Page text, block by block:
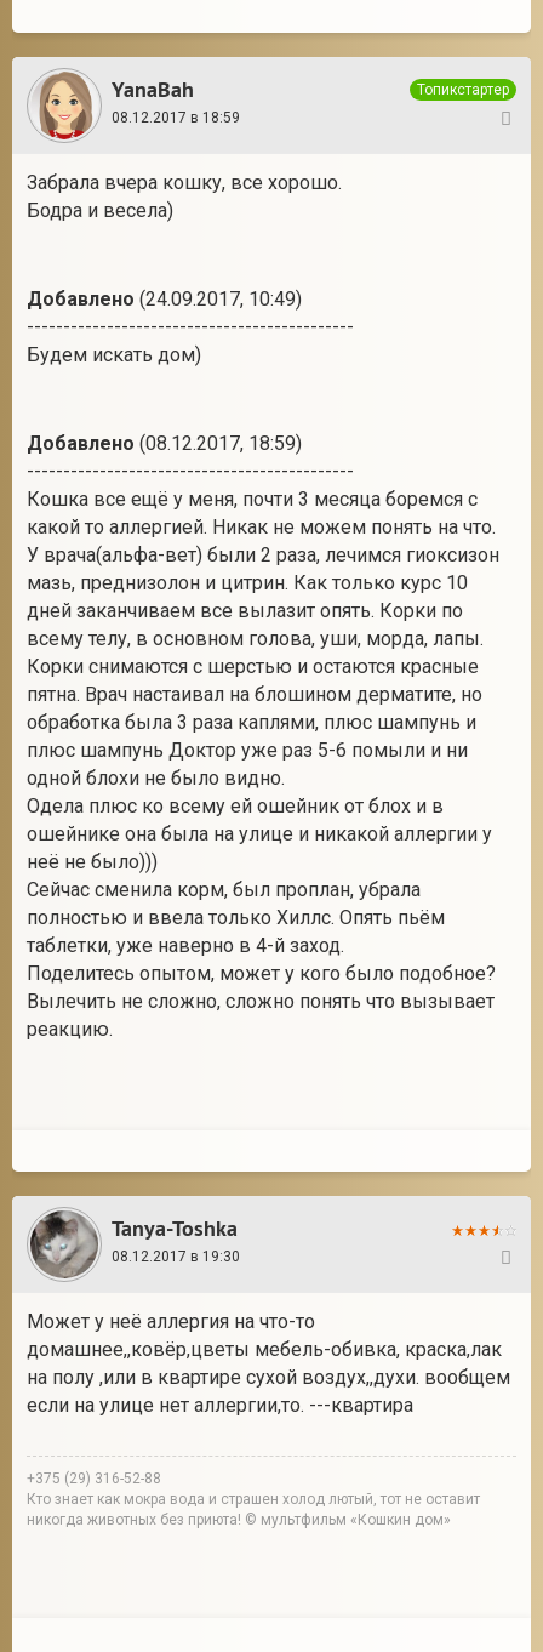
YanaBah
Топикстартер
08.12.2017 в 18:59
Забрала вчера кошку, все хорошо.
Бодра и весела)
Добавлено (24.09.2017, 10:49)
---------------------------------------------
Будем искать дом)
Добавлено (08.12.2017, 18:59)
---------------------------------------------
Кошка все ещё у меня, почти 3 месяца боремся с
какой то аллергией. Никак не можем понять на что.
У врача(альфа-вет) были 2 раза, лечимся гиоксизон
мазь, преднизолон и цитрин. Как только курс 10
дней заканчиваем все вылазит опять. Корки по
всему телу, в основном голова, уши, морда, лапы.
Корки снимаются с шерстью и остаются красные
пятна. Врач настаивал на блошином дерматите, но
обработка была 3 раза каплями, плюс шампунь и
плюс шампунь Доктор уже раз 5-6 помыли и ни
одной блохи не было видно.
Одела плюс ко всему ей ошейник от блох и в
ошейнике она была на улице и никакой аллергии у
неё не было)))
Сейчас сменила корм, был проплан, убрала
полностью и ввела только Хиллс. Опять пьём
таблетки, уже наверно в 4-й заход.
Поделитесь опытом, может у кого было подобное?
Вылечить не сложно, сложно понять что вызывает
реакцию.
Tanya-Toshka
08.12.2017 в 19:30
Может у неё аллергия на что-то
домашнее,,ковёр,цветы мебель-обивка, краска,лак
на полу ,или в квартире сухой воздух,,духи. вообщем
если на улице нет аллергии,то. ---квартира
+375 (29) 316-52-88
Кто знает как мокра вода и страшен холод лютый, тот не оставит
никогда животных без приюта! © мультфильм «Кошкин дом»